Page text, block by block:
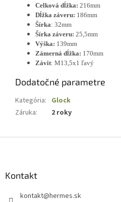
Celková dĺžka: 216mm
Dĺžka záveru: 186mm
Šírka: 32mm
Šírka záveru: 25,5mm
Výška: 139mm
Zámerná dĺžka: 170mm
Závit: M13,5x1 ľavý
Dodatočné parametre
Kategória: Glock
Záruka: 2 roky
Kontakt
kontakt@hermes.sk